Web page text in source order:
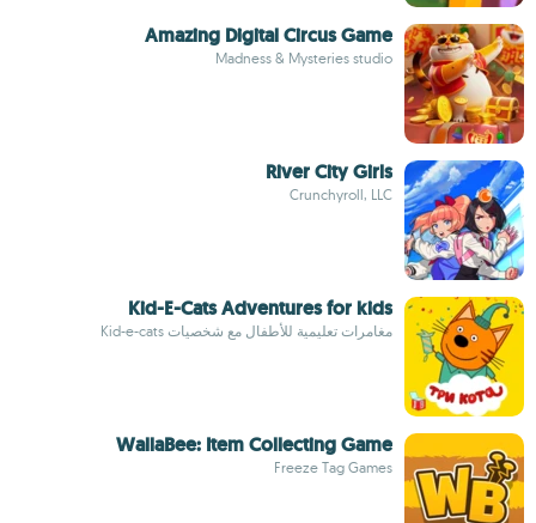
Amazing Digital Circus Game
Madness & Mysteries studio
River City Girls
Crunchyroll, LLC
Kid-E-Cats Adventures for kids
مغامرات تعليمية للأطفال مع شخصيات Kid-e-cats
WallaBee: Item Collecting Game
Freeze Tag Games